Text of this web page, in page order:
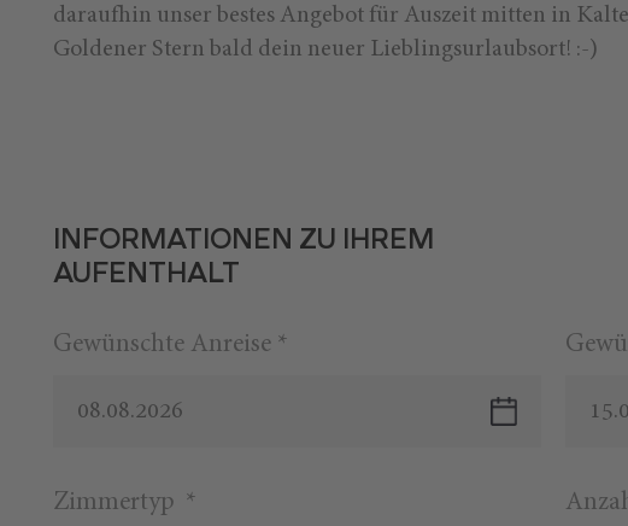
daraufhin unser bestes Angebot für Auszeit mitten in
Goldener Stern bald dein neuer Lieblingsurlaubsort! :-)
INFORMATIONEN ZU IHREM
AUFENTHALT
Gewünschte Anreise *
08.08.2026
Zimmertyp *